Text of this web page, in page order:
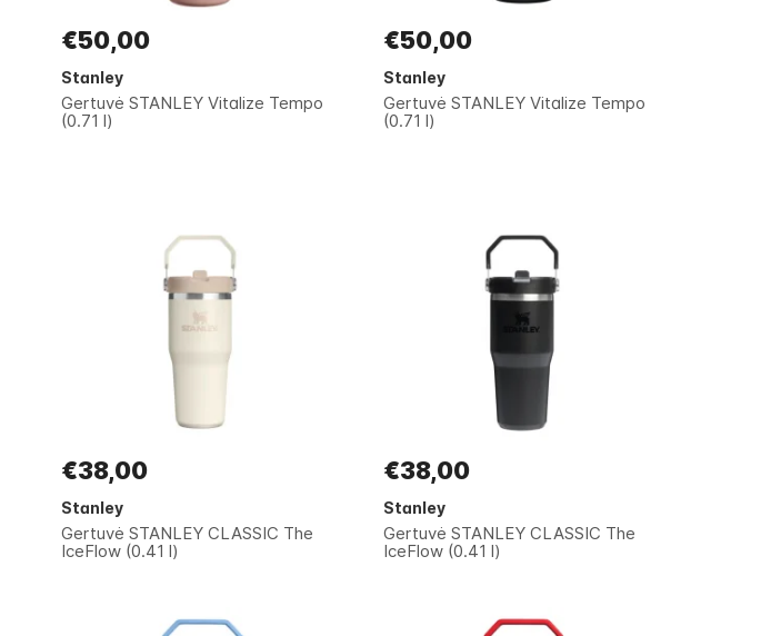
€50,00
Stanley
Gertuvė STANLEY Vitalize Tempo
(0.71 l)
€50,00
Stanley
Gertuvė STANLEY Vitalize Tempo
(0.71 l)
€38,00
Stanley
Gertuvė STANLEY CLASSIC The
IceFlow (0.41 l)
€38,00
Stanley
Gertuvė STANLEY CLASSIC The
IceFlow (0.41 l)